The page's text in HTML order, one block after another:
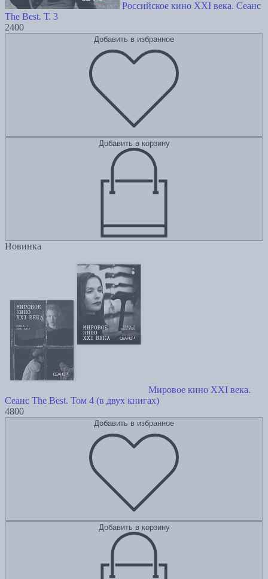
Российское кино XXI века. Сеанс
The Best. Т. 3
2400
Добавить в избранное
Добавить в корзину
Новинка
Мировое кино XXI века.
Сеанс The Best. Том 4 (в двух книгах)
4800
Добавить в избранное
Добавить в корзину